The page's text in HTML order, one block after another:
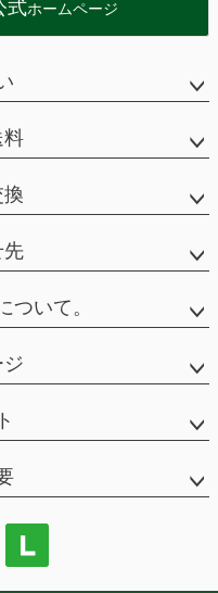
式ホームページ
料
先
ついて。